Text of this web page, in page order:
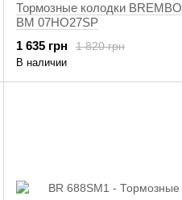
Тормозные колодки BREMBO
BM 07HO27SP
1 820 грн
1 635 грн
В наличии